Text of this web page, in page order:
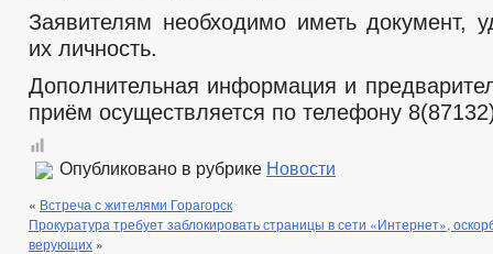
Заявителям необходимо иметь документ,
их личность.
Дополнительная информация и
приём осуществляется по телефону
Опубликовано в рубрике Новости
« Встреча с жителями Горагорск
Прокуратура требует заблокировать страницы в сети «Интернет»,
верующих »